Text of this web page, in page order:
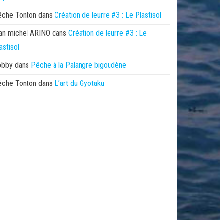
Tonton dans Création de leurre #3 : Le Plastisol
michel ARINO dans Création de leurre #3 : Le
dans Pêche à la Palangre bigoudène
Tonton dans L’art du Gyotaku